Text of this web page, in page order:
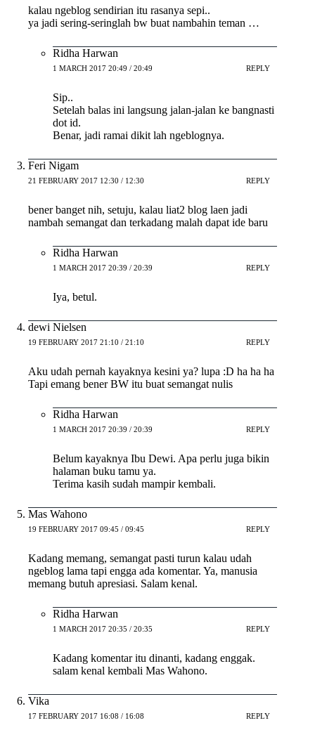
kalau ngeblog sendirian itu rasanya sepi..
ya jadi sering-seringlah bw buat nambahin teman …
Ridha Harwan
1 MARCH 2017 20:49 / 20:49 REPLY
Sip..
Setelah balas ini langsung jalan-jalan ke bangnasti
dot id.
Benar, jadi ramai dikit lah ngeblognya.
Feri Nigam
21 FEBRUARY 2017 12:30 / 12:30 REPLY
bener banget nih, setuju, kalau liat2 blog laen jadi
nambah semangat dan terkadang malah dapat ide baru
Ridha Harwan
1 MARCH 2017 20:39 / 20:39 REPLY
Iya, betul.
dewi Nielsen
19 FEBRUARY 2017 21:10 / 21:10 REPLY
Aku udah pernah kayaknya kesini ya? lupa :D ha ha ha
Tapi emang bener BW itu buat semangat nulis
Ridha Harwan
1 MARCH 2017 20:39 / 20:39 REPLY
Belum kayaknya Ibu Dewi. Apa perlu juga bikin
halaman buku tamu ya.
Terima kasih sudah mampir kembali.
Mas Wahono
19 FEBRUARY 2017 09:45 / 09:45 REPLY
Kadang memang, semangat pasti turun kalau udah
ngeblog lama tapi engga ada komentar. Ya, manusia
memang butuh apresiasi. Salam kenal.
Ridha Harwan
1 MARCH 2017 20:35 / 20:35 REPLY
Kadang komentar itu dinanti, kadang enggak.
salam kenal kembali Mas Wahono.
Vika
17 FEBRUARY 2017 16:08 / 16:08 REPLY